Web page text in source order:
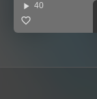
play_arrow 40